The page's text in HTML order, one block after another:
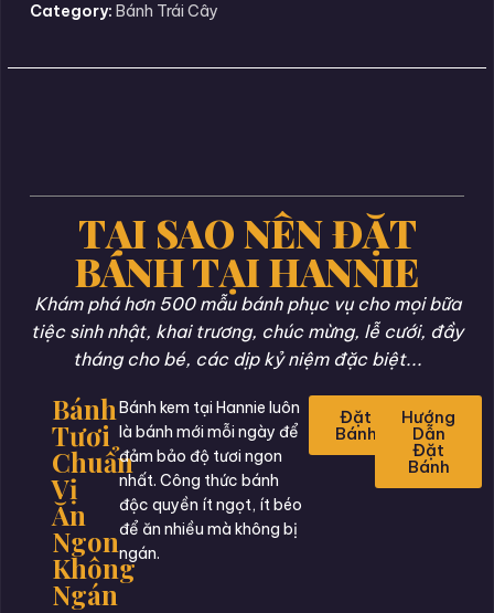
Category: Bánh Trái Cây
TẠI SAO NÊN ĐẶT
BÁNH TẠI HANNIE
Khám phá hơn 500 mẫu bánh phục vụ cho mọi bữa
tiệc sinh nhật, khai trương, chúc mừng, lễ cưới, đầy
tháng cho bé, các dịp kỷ niệm đặc biệt...
Bánh
Tươi
Chuẩn
Vị
Ăn
Ngon
Không
Ngán
Bánh kem tại Hannie luôn
là bánh mới mỗi ngày để
đảm bảo độ tươi ngon
nhất. Công thức bánh
độc quyền ít ngọt, ít béo
để ăn nhiều mà không bị
ngán.
Đặt
Bánh
Hướng
Dẫn
Đặt
Bánh